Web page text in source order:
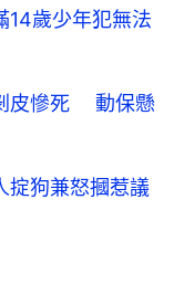
歲少年犯無法
皮慘死 動保懸
狗兼怒摑惹議